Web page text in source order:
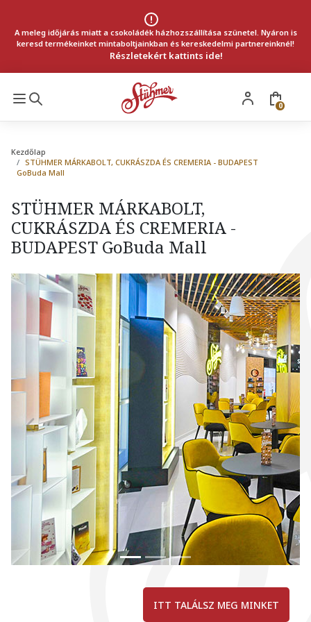
A meleg időjárás miatt a csokoládék házhozszállítása szünetel. Nyáron is
keresd termékeinket mintaboltjainkban és kereskedelmi partnereinknél!
Részletekért kattints ide!
0
Kezdőlap
STÜHMER MÁRKABOLT, CUKRÁSZDA ÉS CREMERIA - BUDAPEST
GoBuda Mall
STÜHMER MÁRKABOLT,
CUKRÁSZDA ÉS CREMERIA -
BUDAPEST GoBuda Mall
KÍNÁLATUNK
ITT TALÁLSZ MEG MINKET